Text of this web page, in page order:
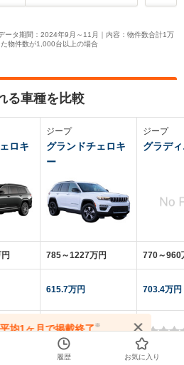
ータ期間：2024年9月～11月｜内容：物件数合計1万
物件数が1,000台以上の場合
る車種を比較
ロキ
ジープ
グランドチェロキ
ー
785～1227万円
615.7万円
5.0
ジープ
グラデ
770～960
703.4万円
-
均1ヶ月で掲載終了※
お問い合わせください
履歴 お気に入り